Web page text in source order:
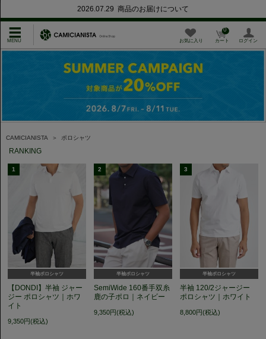
2026.07.29 商品のお届けについて
お気に入り カート
0
ログイン
CAMICIANISTA ＞ ポロシャツ
RANKING
1
半袖ポロシャツ
【DONDI】半袖 ジャー
ジー ポロシャツ｜ホワ
イト
9,350円(税込)
2
半袖ポロシャツ
SemiWide 160番手双糸
鹿の子ポロ｜ネイビー
9,350円(税込)
3
半袖ポロシャツ
半袖 120/2ジャージー
ポロシャツ｜ホワイト
8,800円(税込)